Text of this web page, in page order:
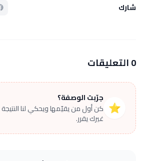
شارك
0 التعليقات
⭐
جرّبت الوصفة؟
كن أول من يقيّمها ويحكي لنا
غيرك يقرر.